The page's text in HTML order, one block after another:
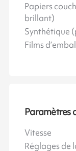
Papiers
brillant)
Synthétique
Films
Paramètres
Vitesse
Réglages de